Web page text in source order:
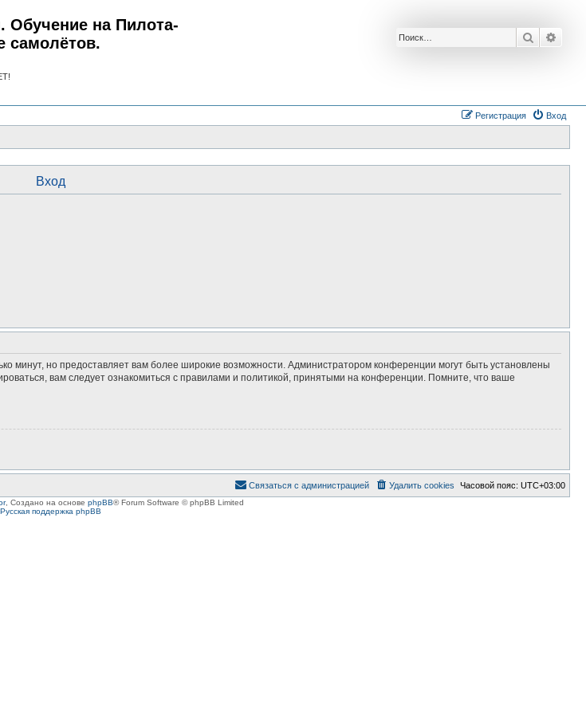
Обучение на Пилота-
самолётов.
Поиск
Вход
Регистрация
Вход
минут, но предоставляет вам более широкие возможности. Администратором конференции могут быть установлены
вам следует ознакомиться с правилами и политикой, принятыми на конференции. Помните, что ваше
Часовой пояс: UTC+03:00
Удалить cookies
Связаться с администрацией
, Создано на основе phpBB® Forum Software © phpBB Limited
Русская поддержка phpBB